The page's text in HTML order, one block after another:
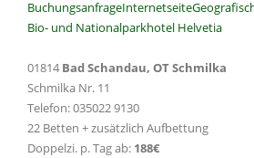
BuchungsanfrageInternetseite
Bio- und Nationalparkhotel Helvetia
01814 Bad Schandau, OT Schmilka
Schmilka Nr. 11
Telefon: 035022 9130
22 Betten + zusätzlich Aufbettung
Doppelzi. p. Tag ab: 188€